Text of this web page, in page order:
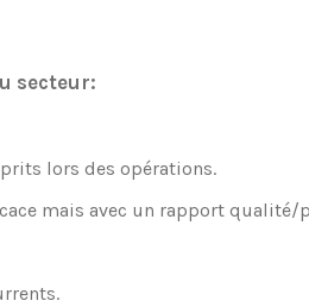
secteur:
lors des opérations.
mais avec un rapport qualité/